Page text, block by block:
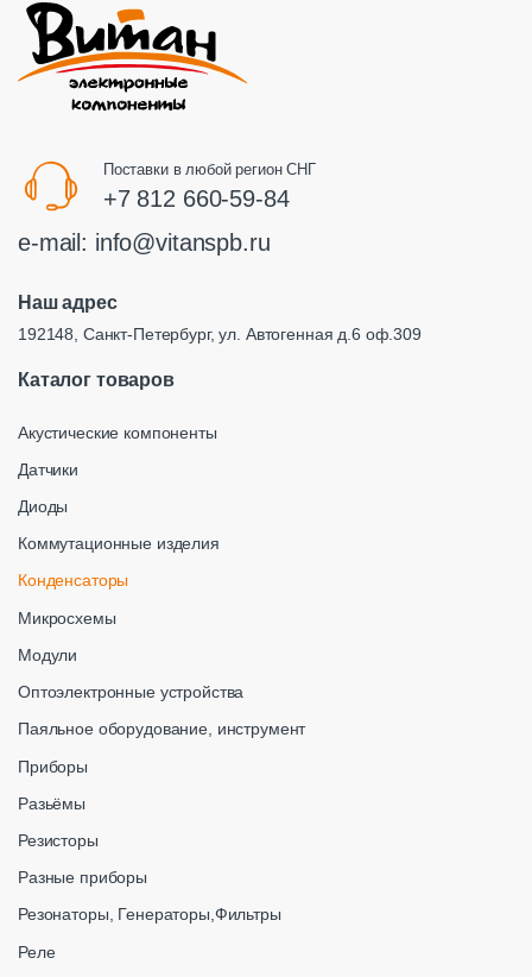
Поставки в любой регион СНГ
+7 812 660-59-84
e-mail: info@vitanspb.ru
Наш адрес
192148, Санкт-Петербург, ул. Автогенная д.6 оф.309
Каталог товаров
Акустические компоненты
Датчики
Диоды
Коммутационные изделия
Конденсаторы
Микросхемы
Модули
Оптоэлектронные устройства
Паяльное оборудование, инструмент
Приборы
Разьёмы
Резисторы
Разные приборы
Резонаторы, Генераторы,Фильтры
Реле